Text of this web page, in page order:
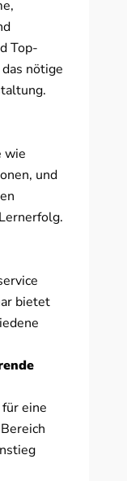
Top-
nötige
wie
und
bietet
eine